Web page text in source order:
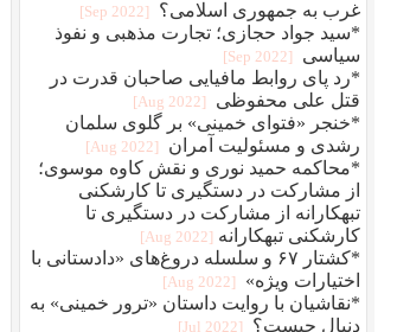
غرب به جمهوری اسلامی؟
[2022 Sep]
*سید جواد حجازی؛ تجارت مذهبی و نفوذ
سیاسی
[2022 Sep]
*رد پای روابط مافيایی صاحبان قدرت در
قتل علی محفوظی
[2022 Aug]
*خنجر «فتوای خمینی» بر گلوی سلمان
رشدی و مسئولیت آمران
[2022 Aug]
*محاکمه حمید نوری و نقش کاوه موسوی؛
از مشارکت در دستگیری تا کارشکنی
تبهکارانه از مشارکت در دستگیری تا
کارشکنی تبهکارانه [2022 Aug]
*کشتار ۶۷ و سلسله دروغ‌های «دادستانی با
اختیارات ویژه»
[2022 Aug]
*نقاشیان با روایت داستان «ترور خمینی» به
دنبال چیست؟
[2022 Jul]